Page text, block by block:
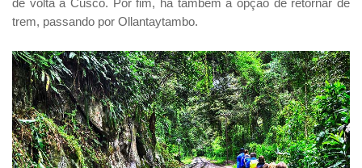
de volta a Cusco. Por fim, há também a opção de retornar de
trem, passando por Ollantaytambo.